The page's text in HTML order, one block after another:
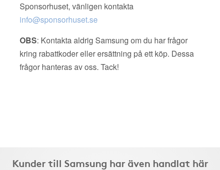
Sponsorhuset, vänligen kontakta
info@sponsorhuset.se
OBS: Kontakta aldrig Samsung om du har frågor
kring rabattkoder eller ersättning på ett köp. Dessa
frågor hanteras av oss. Tack!
Kunder till Samsung har även handlat här